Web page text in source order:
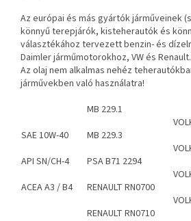
Az európai és más gyártók járműveinek
könnyű terepjárók, kisteherautók és
választékához tervezett benzin- és
Daimler járműmotorokhoz, VW és Renault.
Az olaj nem alkalmas nehéz
járművekben való használatra!
SAE 10W-40
API SN/CH-4
ACEA A3 / B4
MB 229.1
MB 229.3
PSA B71 2294
RENAULT RN0700
RENAULT RN0710